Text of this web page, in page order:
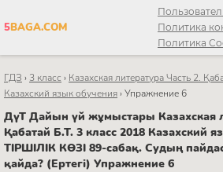
5BAGA.COM
Политика
Политика
ГДЗ › 3 класс › Казахская литература Часть 2.
Казахский язык обучения›Упражнение 6
ДүТ Дайын үй жұмыстары Казахская
Қабатай Б.Т. 3 класс 2018 Казахский
ТІРШІЛІК КӨЗІ 89-сабақ. Судың
қайда? (Ертегі) Упражнение 6